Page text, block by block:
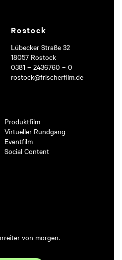
Rostock
Lübecker Straße 32
18057 Rostock
0381 – 2436760 – 0
rostock@frischerfilm.de
Produktfilm
Virtueller Rundgang
Eventfilm
Social Content
von morgen.